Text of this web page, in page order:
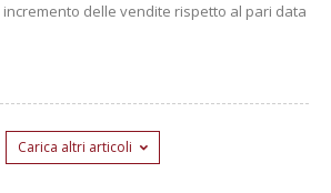
delle vendite rispetto al pari data
Carica altri articoli